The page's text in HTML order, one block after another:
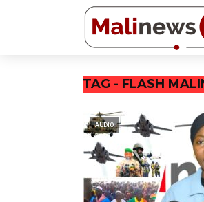
TAG - FLASH
AUDIO